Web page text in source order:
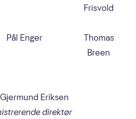
Frisvold
Pål Enger
Thomas
Breen
Eriksen
direktør